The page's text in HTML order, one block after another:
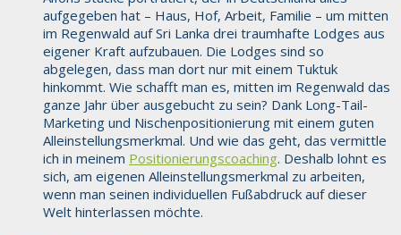
aufgegeben hat – Haus, Hof, Arbeit, Familie – um mitten
im Regenwald auf Sri Lanka drei traumhafte Lodges aus
eigener Kraft aufzubauen. Die Lodges sind so
abgelegen, dass man dort nur mit einem Tuktuk
hinkommt. Wie schafft man es, mitten im Regenwald das
ganze Jahr über ausgebucht zu sein? Dank Long-Tail-
Marketing und Nischenpositionierung mit einem guten
Alleinstellungsmerkmal. Und wie das geht, das vermittle
ich in meinem Positionierungscoaching. Deshalb lohnt es
sich, am eigenen Alleinstellungsmerkmal zu arbeiten,
wenn man seinen individuellen Fußabdruck auf dieser
Welt hinterlassen möchte.